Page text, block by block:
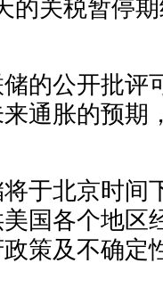
的关税暂停
的公开批评
通胀的预期
于北京时间
国各个地区
策及不确定